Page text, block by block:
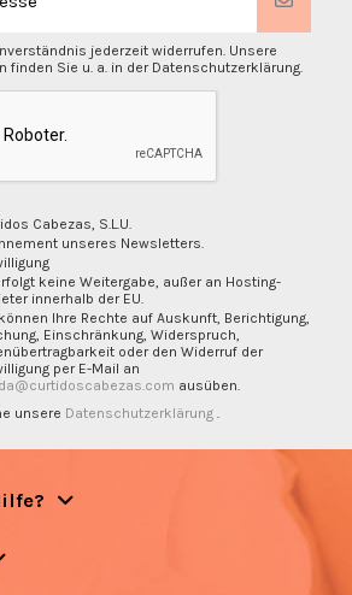
jederzeit widerrufen. Unsere
finden Sie u. a. in der Datenschutzerklärung.
Cabezas, S.L.U.
unseres Newsletters.
keine Weitergabe, außer an Hosting-
innerhalb der EU.
Ihre Rechte auf Auskunft, Berichtigung,
Einschränkung, Widerspruch,
oder den Widerruf der
per E-Mail an
ausüben.
unsere Datenschutzerklärung